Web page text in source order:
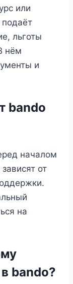
или
подаёт
льготы
нём
и
bando
началом
от
на
bando?